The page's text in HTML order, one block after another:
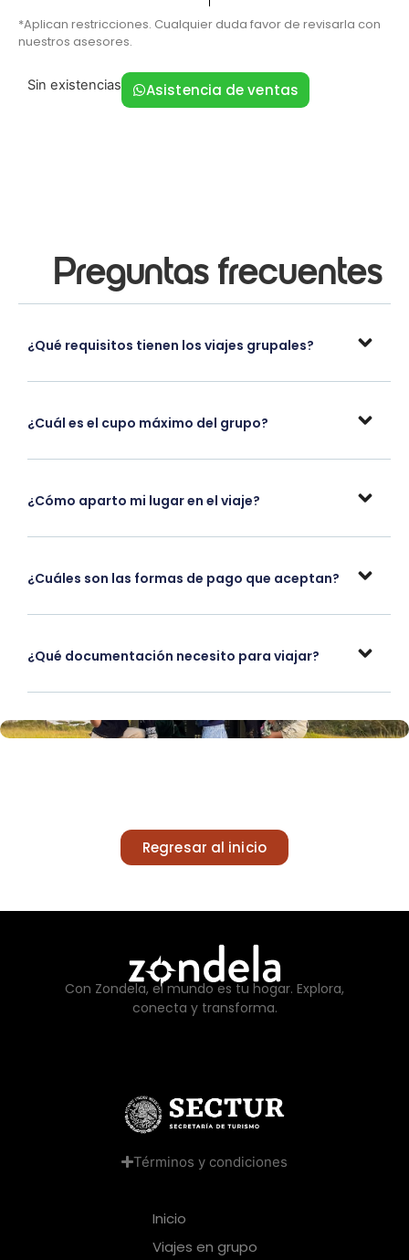
*Aplican restricciones. Cualquier duda favor de revisarla con
nuestros asesores.
Sin existencias Asistencia de ventas
Preguntas frecuentes
¿Qué requisitos tienen los viajes grupales?
¿Cuál es el cupo máximo del grupo?
¿Cómo aparto mi lugar en el viaje?
¿Cuáles son las formas de pago que aceptan?
¿Qué documentación necesito para viajar?
Regresar al inicio
Con Zondela, el mundo es tu hogar. Explora,
conecta y transforma.
Términos y condiciones
Inicio
Viajes en grupo